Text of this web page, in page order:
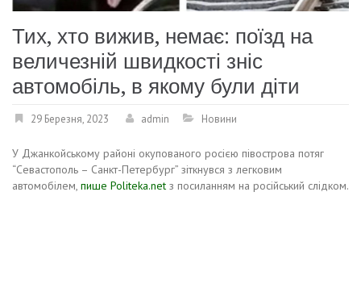
Тих, хто вижив, немає: поїзд на
величезній швидкості зніс
автомобіль, в якому були діти
29 Березня, 2023 admin Новини
У Джанкойському районі окупованого росією півострова потяг
“Севастополь – Санкт-Петербург” зіткнувся з легковим
автомобілем, пише Politeka.net з посиланням на російський слідком.